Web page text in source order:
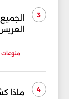
3
منوعات
4
ماذا